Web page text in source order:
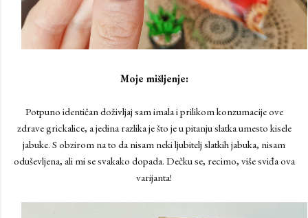
Moje mišljenje:
Potpuno identičan doživljaj sam imala i prilikom konzumacije ove
zdrave grickalice, a jedina razlika je što je u pitanju slatka umesto kisele
jabuke. S obzirom na to da nisam neki ljubitelj slatkih jabuka, nisam
oduševljena, ali mi se svakako dopada. Dečku se, recimo, više sviđa ova
varijanta!